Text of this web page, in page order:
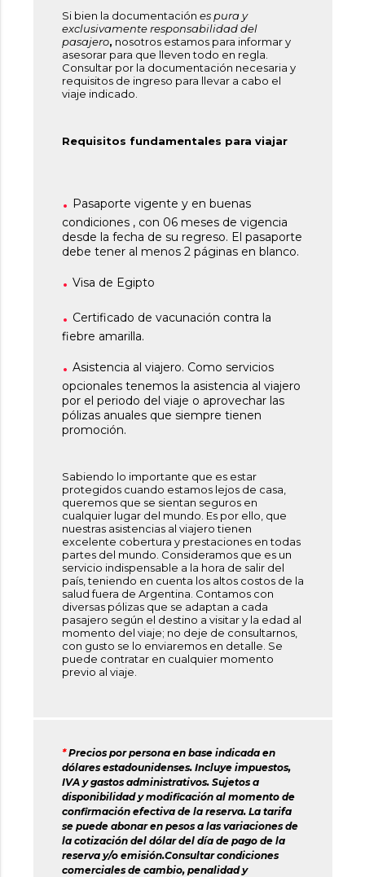
Si bien la documentación es pura y
exclusivamente responsabilidad del
pasajero, nosotros estamos para informar y
asesorar para que lleven todo en regla.
Consultar por la documentación necesaria y
requisitos de ingreso para llevar a cabo el
viaje indicado.
Requisitos fundamentales para viajar
Pasaporte vigente y en buenas
condiciones , con 06 meses de vigencia
desde la fecha de su regreso. El pasaporte
debe tener al menos 2 páginas en blanco.
Visa de Egipto
Certificado de vacunación contra la
fiebre amarilla.
Asistencia al viajero. Como servicios
opcionales tenemos la asistencia al viajero
por el periodo del viaje o aprovechar las
pólizas anuales que siempre tienen
promoción.
Sabiendo lo importante que es estar
protegidos cuando estamos lejos de casa,
queremos que se sientan seguros en
cualquier lugar del mundo. Es por ello, que
nuestras asistencias al viajero tienen
excelente cobertura y prestaciones en todas
partes del mundo. Consideramos que es un
servicio indispensable a la hora de salir del
país, teniendo en cuenta los altos costos de la
salud fuera de Argentina. Contamos con
diversas pólizas que se adaptan a cada
pasajero según el destino a visitar y la edad al
momento del viaje; no deje de consultarnos,
con gusto se lo enviaremos en detalle. Se
puede contratar en cualquier momento
previo al viaje.
* Precios por persona en base indicada en
dólares estadounidenses. Incluye impuestos,
IVA y gastos administrativos. Sujetos a
disponibilidad y modificación al momento de
confirmación efectiva de la reserva. La tarifa
se puede abonar en pesos a las variaciones de
la cotización del dólar del día de pago de la
reserva y/o emisión.Consultar condiciones
comerciales de cambio, penalidad y